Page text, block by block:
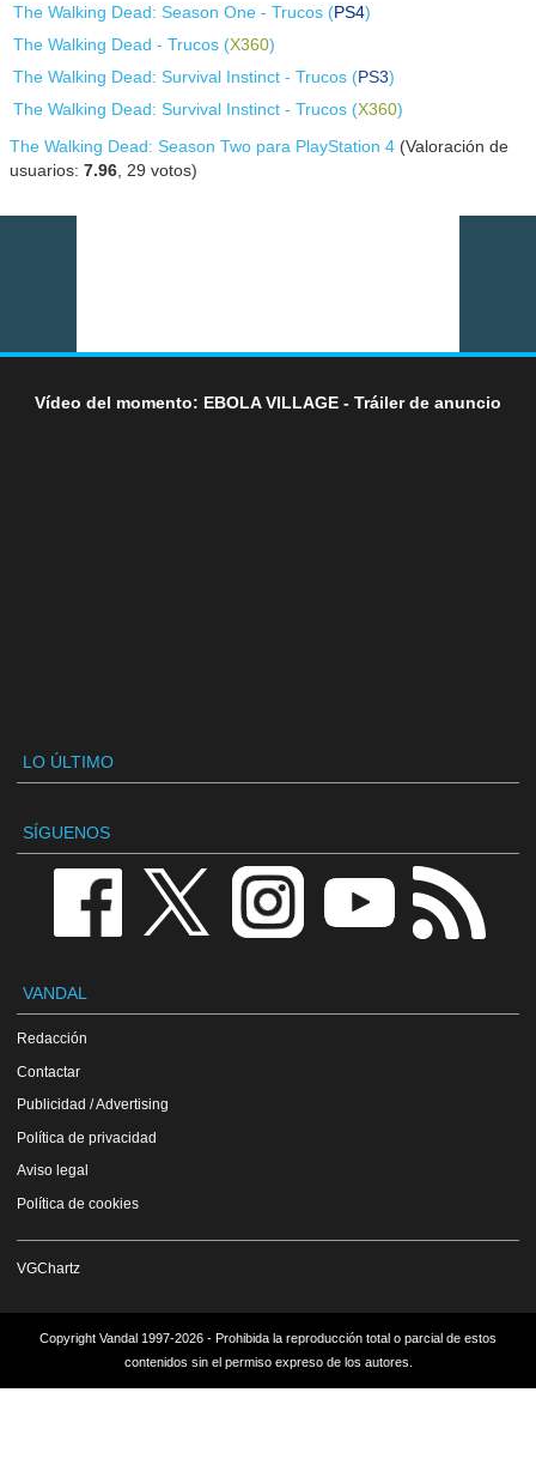
The Walking Dead: Season One - Trucos (PS4)
The Walking Dead - Trucos (X360)
The Walking Dead: Survival Instinct - Trucos (PS3)
The Walking Dead: Survival Instinct - Trucos (X360)
The Walking Dead: Season Two para PlayStation 4 (Valoración de
usuarios:7.96 29 votos)
Vídeo del momento: EBOLA VILLAGE - Tráiler de anuncio
LO ÚLTIMO
SÍGUENOS
VANDAL
Redacción
Contactar
Publicidad / Advertising
Política de privacidad
Aviso legal
Política de cookies
VGChartz
Copyright Vandal 1997-2026 - Prohibida la reproducción total o parcial de estos
contenidos sin el permiso expreso de los autores.